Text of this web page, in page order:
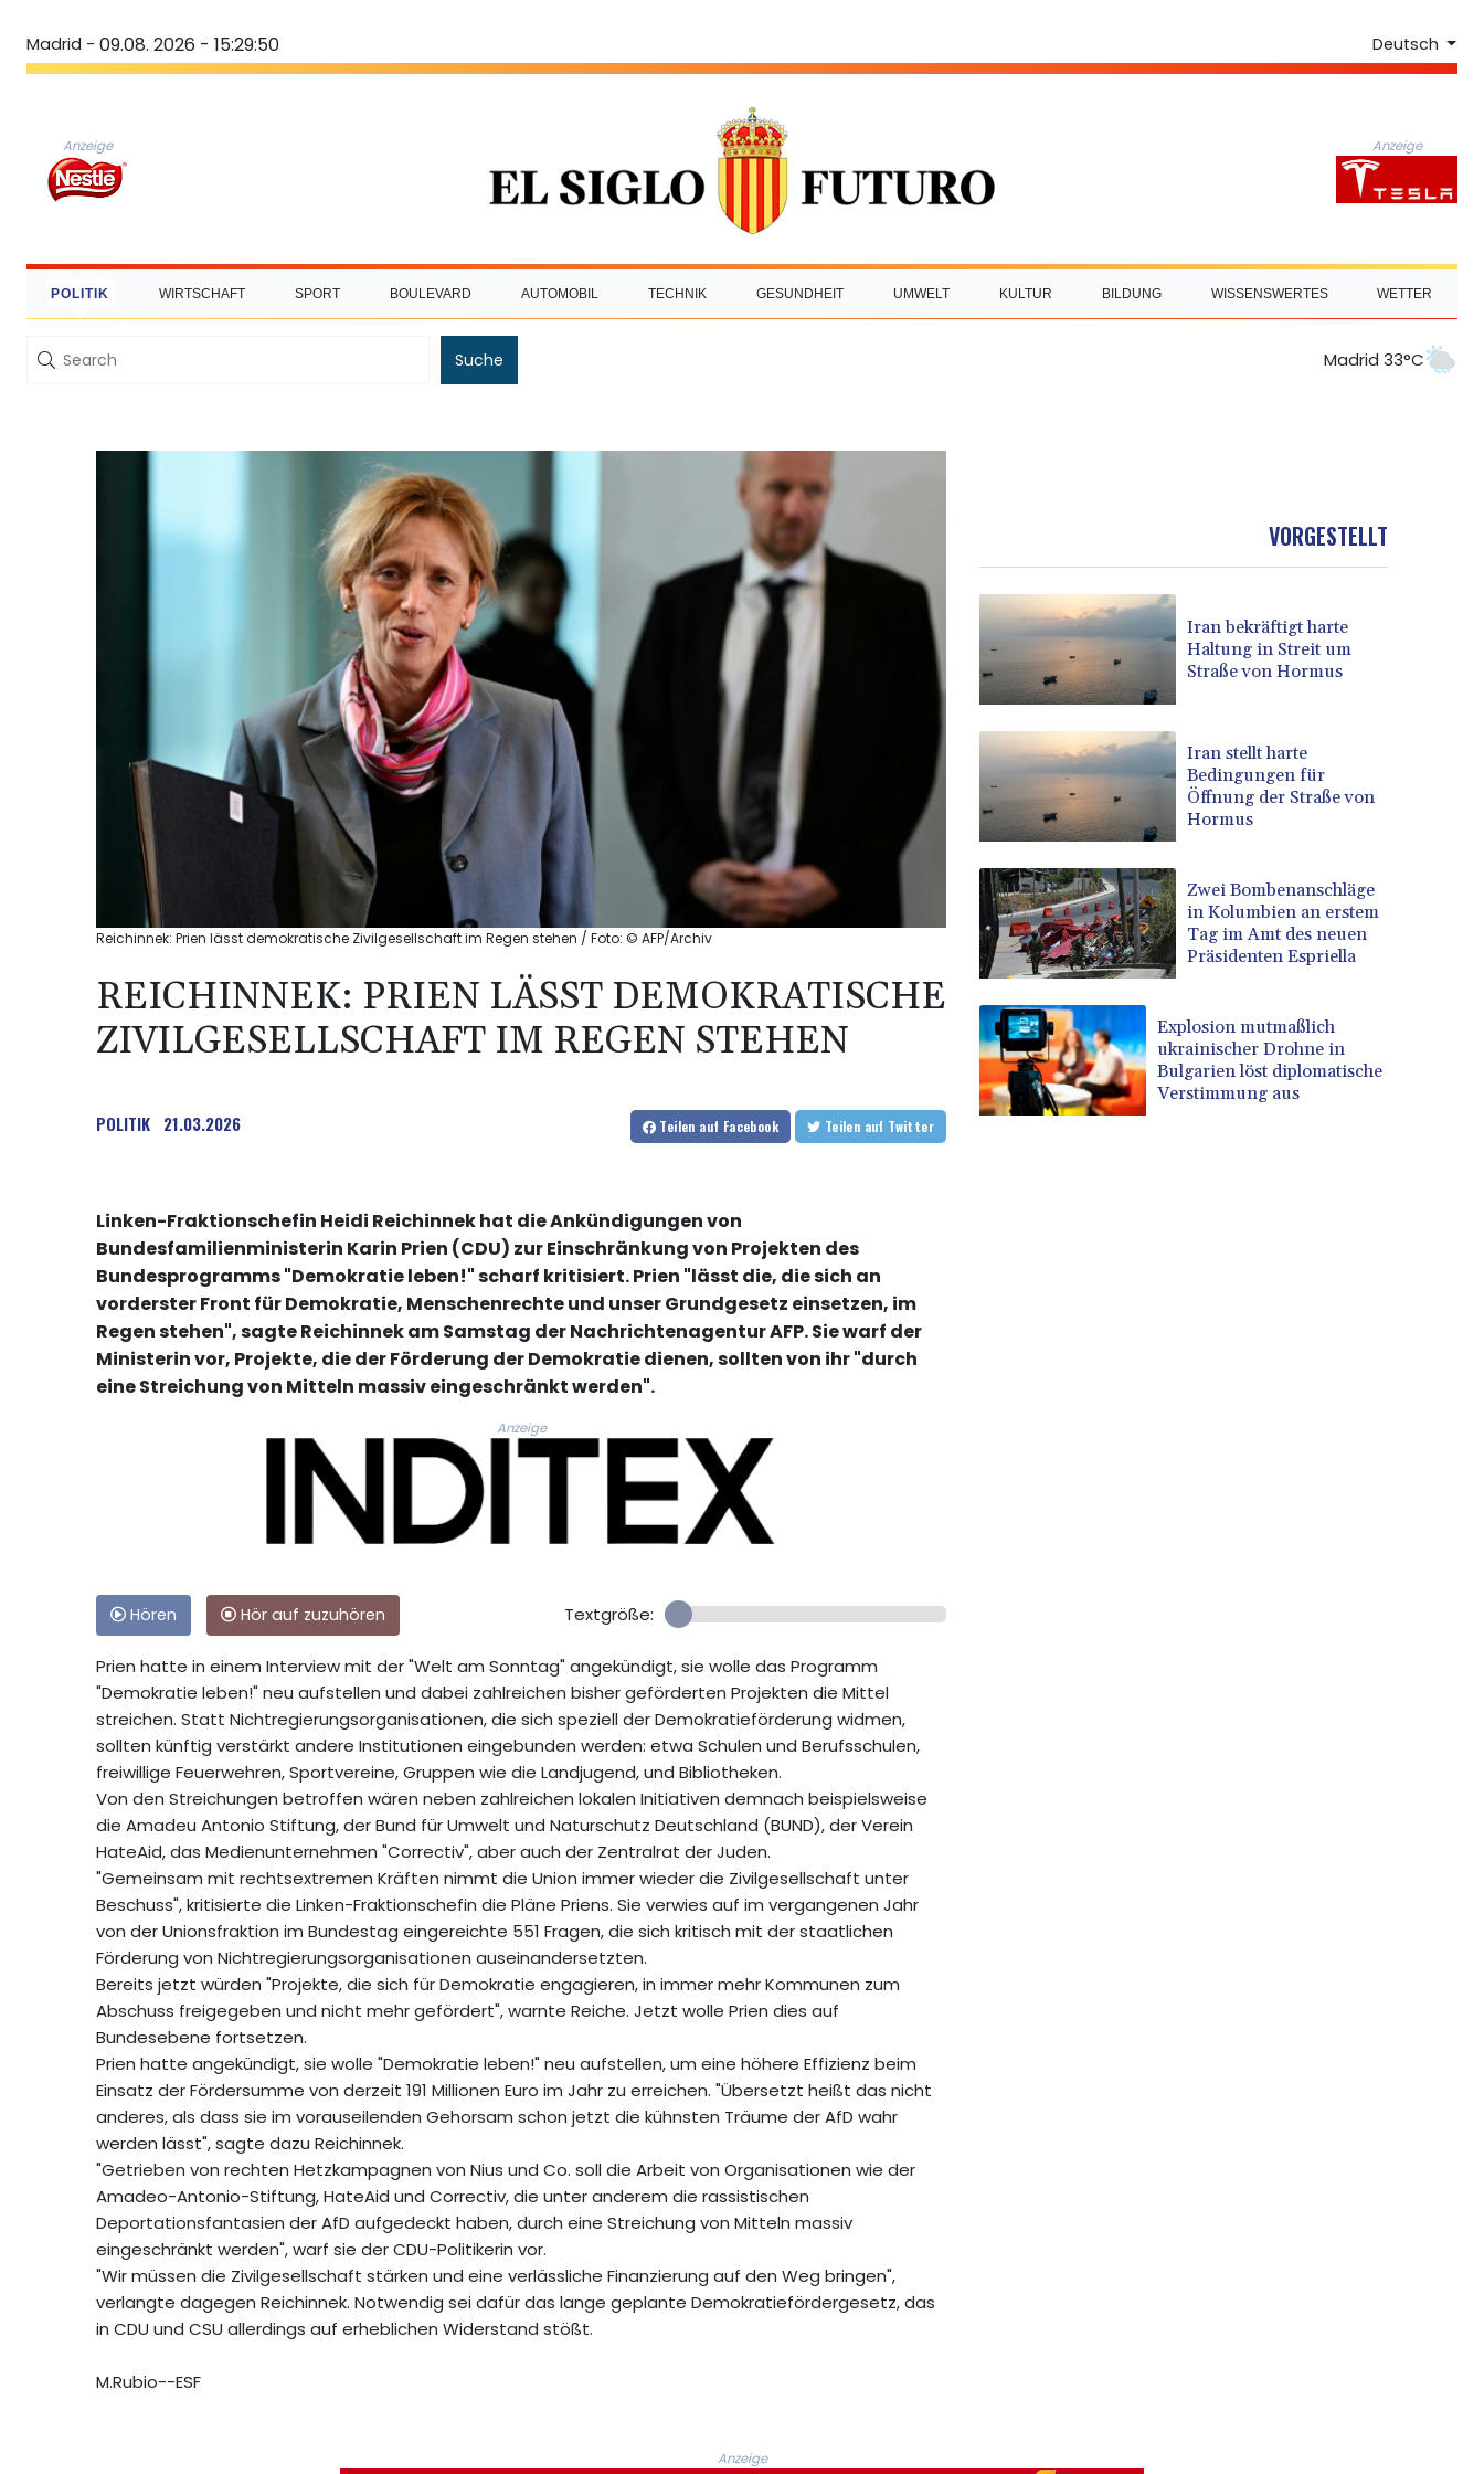
Madrid - 09.08. 2026 - 15:29:51 Deutsch
Anzeige Anzeige
POLITIK WIRTSCHAFT SPORT BOULEVARD AUTOMOBIL TECHNIK GESUNDHEIT UMWELT KULTUR BILDUNG WISSENSWERTES WETTER
Suche Madrid 33°C
Reichinnek: Prien lässt demokratische Zivilgesellschaft im Regen stehen / Foto: © AFP/Archiv
REICHINNEK: PRIEN LÄSST DEMOKRATISCHE
ZIVILGESELLSCHAFT IM REGEN STEHEN
POLITIK 21.03.2026 Teilen auf Facebook Teilen auf Twitter
Linken-Fraktionschefin Heidi Reichinnek hat die Ankündigungen von
Bundesfamilienministerin Karin Prien (CDU) zur Einschränkung von Projekten des
Bundesprogramms "Demokratie leben!" scharf kritisiert. Prien "lässt die, die sich an
vorderster Front für Demokratie, Menschenrechte und unser Grundgesetz einsetzen, im
Regen stehen", sagte Reichinnek am Samstag der Nachrichtenagentur AFP. Sie warf der
Ministerin vor, Projekte, die der Förderung der Demokratie dienen, sollten von ihr "durch
eine Streichung von Mitteln massiv eingeschränkt werden".
Anzeige
Hören Hör auf zuzuhören Textgröße:
Prien hatte in einem Interview mit der "Welt am Sonntag" angekündigt, sie wolle das Programm
"Demokratie leben!" neu aufstellen und dabei zahlreichen bisher geförderten Projekten die Mittel
streichen. Statt Nichtregierungsorganisationen, die sich speziell der Demokratieförderung widmen,
sollten künftig verstärkt andere Institutionen eingebunden werden: etwa Schulen und Berufsschulen,
freiwillige Feuerwehren, Sportvereine, Gruppen wie die Landjugend, und Bibliotheken.
Von den Streichungen betroffen wären neben zahlreichen lokalen Initiativen demnach beispielsweise
die Amadeu Antonio Stiftung, der Bund für Umwelt und Naturschutz Deutschland (BUND), der Verein
HateAid, das Medienunternehmen "Correctiv", aber auch der Zentralrat der Juden.
"Gemeinsam mit rechtsextremen Kräften nimmt die Union immer wieder die Zivilgesellschaft unter
Beschuss", kritisierte die Linken-Fraktionschefin die Pläne Priens. Sie verwies auf im vergangenen Jahr
von der Unionsfraktion im Bundestag eingereichte 551 Fragen, die sich kritisch mit der staatlichen
Förderung von Nichtregierungsorganisationen auseinandersetzten.
Bereits jetzt würden "Projekte, die sich für Demokratie engagieren, in immer mehr Kommunen zum
Abschuss freigegeben und nicht mehr gefördert", warnte Reiche. Jetzt wolle Prien dies auf
Bundesebene fortsetzen.
Prien hatte angekündigt, sie wolle "Demokratie leben!" neu aufstellen, um eine höhere Effizienz beim
Einsatz der Fördersumme von derzeit 191 Millionen Euro im Jahr zu erreichen. "Übersetzt heißt das nicht
anderes, als dass sie im vorauseilenden Gehorsam schon jetzt die kühnsten Träume der AfD wahr
werden lässt", sagte dazu Reichinnek.
"Getrieben von rechten Hetzkampagnen von Nius und Co. soll die Arbeit von Organisationen wie der
Amadeo-Antonio-Stiftung, HateAid und Correctiv, die unter anderem die rassistischen
Deportationsfantasien der AfD aufgedeckt haben, durch eine Streichung von Mitteln massiv
eingeschränkt werden", warf sie der CDU-Politikerin vor.
"Wir müssen die Zivilgesellschaft stärken und eine verlässliche Finanzierung auf den Weg bringen",
verlangte dagegen Reichinnek. Notwendig sei dafür das lange geplante Demokratiefördergesetz, das
in CDU und CSU allerdings auf erheblichen Widerstand stößt.
M.Rubio--ESF
VORGESTELLT
Iran bekräftigt harte
Haltung in Streit um
Straße von Hormus
Iran stellt harte
Bedingungen für
Öffnung der Straße von
Hormus
Zwei Bombenanschläge
in Kolumbien an erstem
Tag im Amt des neuen
Präsidenten Espriella
Explosion mutmaßlich
ukrainischer Drohne in
Bulgarien löst diplomatische
Verstimmung aus
Anzeige